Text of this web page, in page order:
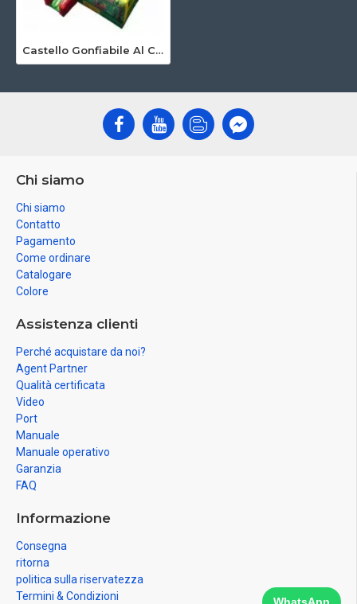
Castello Gonfiabile Al Coperto Per I Piu Piccoli
Chi siamo
Chi siamo
Contatto
Pagamento
Come ordinare
Catalogare
Colore
Assistenza clienti
Perché acquistare da noi?
Agent Partner
Qualità certificata
Video
Port
Manuale
Manuale operativo
Garanzia
FAQ
Informazione
Consegna
ritorna
politica sulla riservatezza
Termini & Condizioni